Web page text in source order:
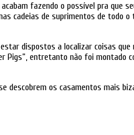
fazendo o possível pra que
cadeias de suprimentos de
dispostos a localizar coisas
entretanto não foi
os casamentos mais